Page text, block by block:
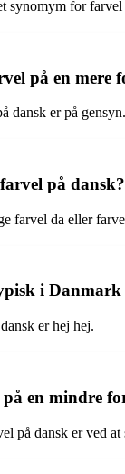
synomym for farvel
på en mere
dansk er på gensyn.
på dansk?
farvel da eller
i Danmark
er hej hej.
en mindre
på dansk er ved at